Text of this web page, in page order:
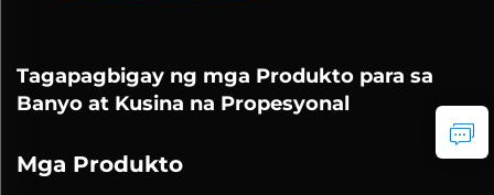
Tagapagbigay ng mga Produkto para sa
Banyo at Kusina na Propesyonal
Mga Produkto